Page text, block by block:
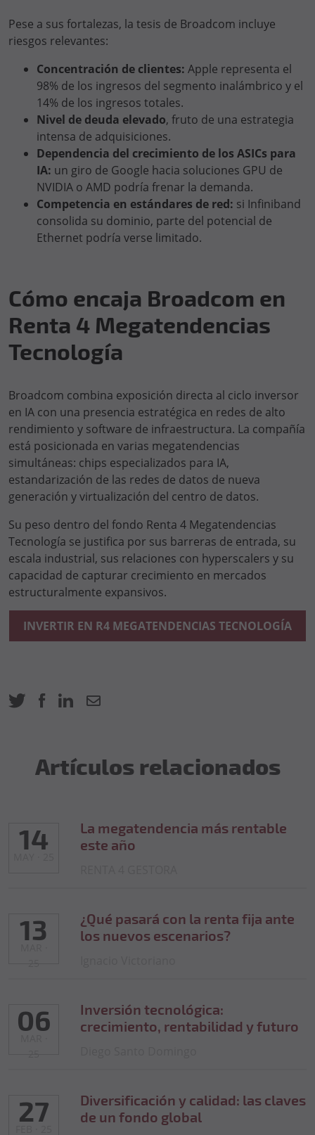
Pese a sus fortalezas, la tesis de Broadcom incluye
riesgos relevantes:
Concentración de clientes: Apple representa el
98% de los ingresos del segmento inalámbrico y el
14% de los ingresos totales.
Nivel de deuda elevado, fruto de una estrategia
intensa de adquisiciones.
Dependencia del crecimiento de los ASICs para
IA: un giro de Google hacia soluciones GPU de
NVIDIA o AMD podría frenar la demanda.
Competencia en estándares de red: si Infiniband
consolida su dominio, parte del potencial de
Ethernet podría verse limitado.
Cómo encaja Broadcom en
Renta 4 Megatendencias
Tecnología
Broadcom combina exposición directa al ciclo inversor
en IA con una presencia estratégica en redes de alto
rendimiento y software de infraestructura. La compañía
está posicionada en varias megatendencias
simultáneas: chips especializados para IA,
estandarización de las redes de datos de nueva
generación y virtualización del centro de datos.
Su peso dentro del fondo Renta 4 Megatendencias
Tecnología se justifica por sus barreras de entrada, su
escala industrial, sus relaciones con hyperscalers y su
capacidad de capturar crecimiento en mercados
estructuralmente expansivos.
INVERTIR EN R4 MEGATENDENCIAS TECNOLOGÍA
Artículos relacionados
14
La megatendencia más rentable
este año
13
¿Qué pasará con la renta fija ante
los nuevos escenarios?
06
Inversión tecnológica:
crecimiento, rentabilidad y futuro
27
Diversificación y calidad: las claves
de un fondo global